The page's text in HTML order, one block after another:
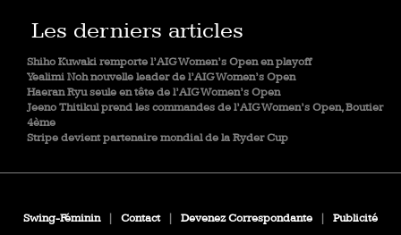
Les derniers articles
Shiho Kuwaki remporte l’AIG Women’s Open en playoff
Yealimi Noh nouvelle leader de l’AIG Women’s Open
Haeran Ryu seule en tête de l’AIG Women’s Open
Jeeno Thitikul prend les commandes de l’AIG Women’s Open, Boutier
4ème
Stripe devient partenaire mondial de la Ryder Cup
Swing-Féminin | Contact | Devenez Correspondante | Publicité